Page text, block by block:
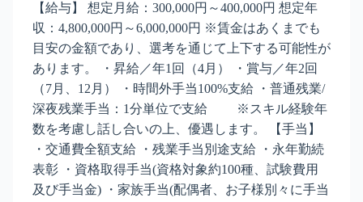
【給与】 想定月給：300,000円～400,000円 想定年
収：4,800,000円～6,000,000円 ※賃金はあくまでも
目安の金額であり、選考を通じて上下する可能性が
あります。 ・昇給／年1回（4月） ・賞与／年2回
（7月、12月） ・時間外手当100%支給 ・普通残業/
深夜残業手当：1分単位で支給 ※スキル経験年
数を考慮し話し合いの上、優遇します。 【手当】
・交通費全額支給 ・残業手当別途支給 ・永年勤続
表彰 ・資格取得手当(資格対象約100種、試験費用
及び手当金) ・家族手当(配偶者、お子様別々に手当